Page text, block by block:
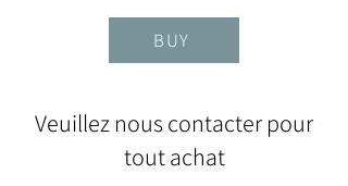
BUY
Veuillez nous contacter pour
tout achat